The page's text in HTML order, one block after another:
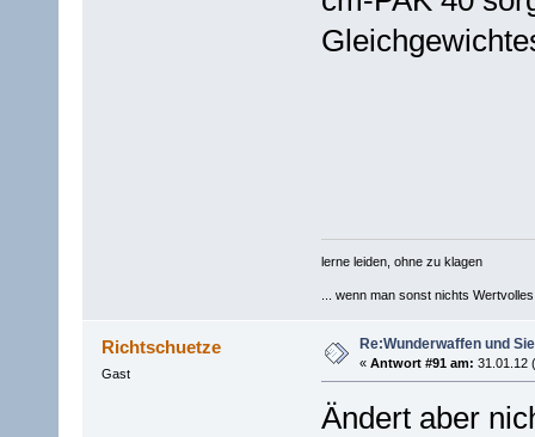
lerne leiden, ohne zu klagen
... wenn man sonst nichts
Richtschuetze
Gast
Re:Wunderwaffen und
« Antwort #91 am: 31.01.12
Ändert aber